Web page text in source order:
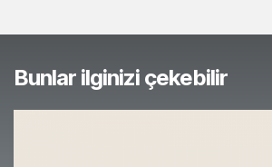
Bunlar ilginizi çekebilir